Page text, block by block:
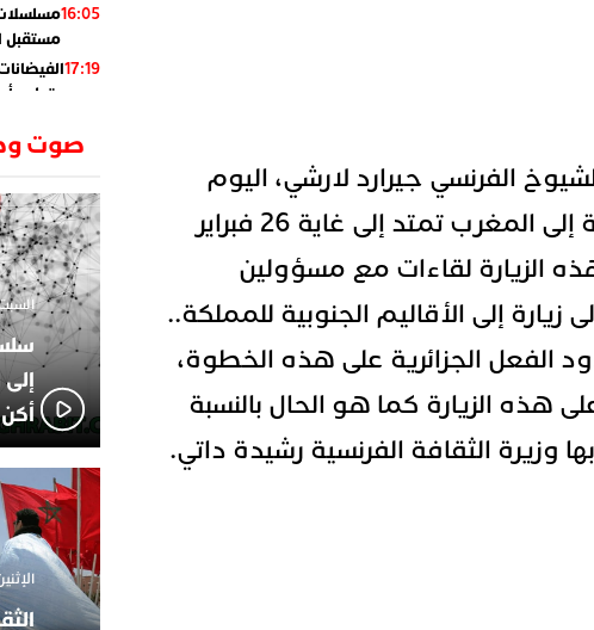
الفرنسي جيرارد لارشي، اليوم
الأحد، زيارة رسمية إلى المغرب تمتد إلى غاية 26 فبراير
الزيارة لقاءات مع مسؤولين
زيارة إلى الأقاليم الجنوبية للمملكة..
الفعل الجزائرية على هذه الخطوة،
على هذه الزيارة كما هو الحال بالنسبة
وزيرة الثقافة الفرنسية رشيدة داتي.
16:05
مستقبل
17:19
وتطرح
الجزائر
وسقوط
02:06
الركراكي
01:55
هي
14:37
لاعبوا
صوت
السبت 1 فبراير 2025
الإثنين 18 نوفمبر